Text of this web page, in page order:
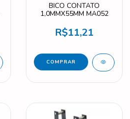
BICO CONTATO
1,0MMX55MM MA052
R$11,21